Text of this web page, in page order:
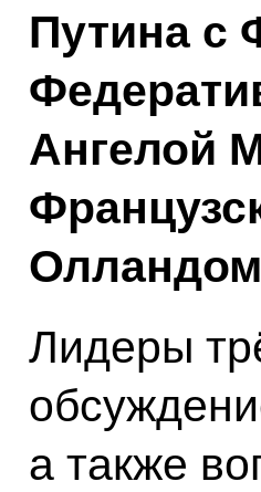
Путина с
Ангелой
Лидеры
а также